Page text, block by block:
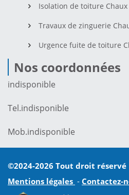
Isolation de toiture
Travaux de zinguerie
Urgence fuite de toiture
Nos coordonnées
indisponible
Tel.indisponible
Mob.indisponible
©2024-2026 Tout droit réservé
Mentions légales - Contactez-